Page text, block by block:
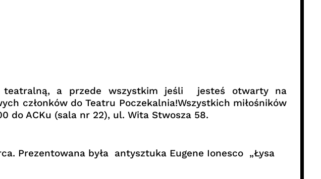
teatralną, a przede wszystkim jeśli jesteś otwarty na
członków do Teatru Poczekalnia!Wszystkich miłośników
do ACKu (sala nr 22), ul. Wita Stwosza 58.
Prezentowana była antysztuka Eugene Ionesco „Łysa